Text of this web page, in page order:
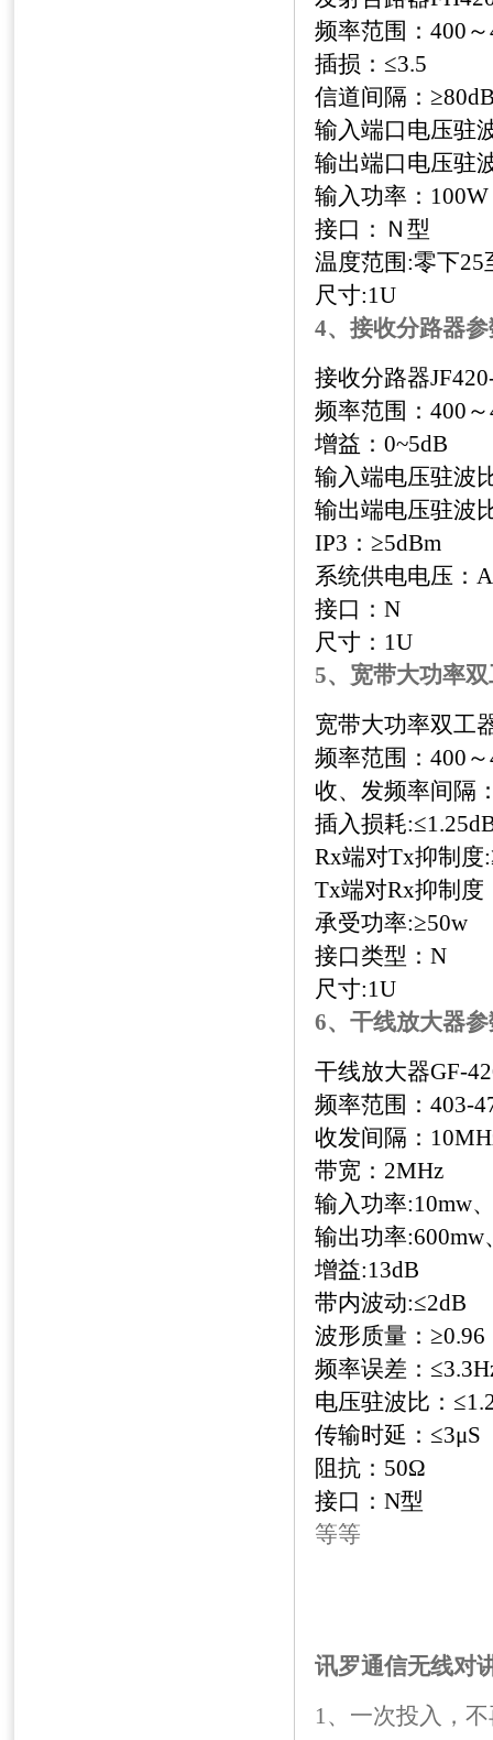
频率范围： 400 ～
插损：≤3.5
信道间隔：≥
输入端口电压驻
输出端口电压驻
输入功率： 100W
接口：Ｎ型
温度范围:零下25
尺寸:1U
4、接收分路器参
接收分路器
频率范围： 400 ～
增益： 0~5dB
输入端电压驻波
输出端电压驻波
IP3 ：≥5dBm
系统供电电压：
接口： N
尺寸： 1U
5、宽带大功率
宽带大功率双工
频率范围： 400 ～
收、发频率间隔
插入损耗:≤
Rx端对Tx抑制度:
Tx端对Rx抑制度
承受功率:≥50w
接口类型： N
尺寸:1U
6、干线放大器参
干线放大器GF-
频率范围： 403-
收发间隔：
带宽： 2MHz
输入功率:10mw
输出功率:600mw
增益:13dB
带内波动:≤2dB
波形质量：≥0.96
频率误差：≤
电压驻波比：≤
传输时延：≤3μS
阻抗： 50Ω
接口： N型
等等
讯罗通信无线对
1、一次投入，